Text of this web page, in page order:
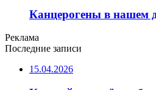
Канцерогены в нашем
Реклама
Последние записи
15.04.2026